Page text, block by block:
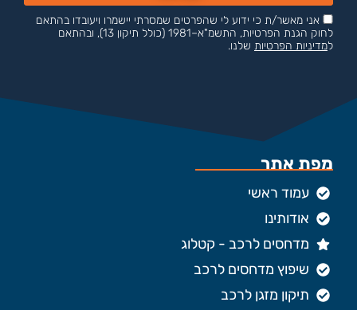
אני מאשר/ת כי ידוע לי שהפרטים שמסרתי יישמרו ויעובדו בהתאם
לחוק הגנת הפרטיות, התשמ"א–1981 (כולל תיקון 13), ובהתאם
למדיניות הפרטיות שלנו.
מפת אתר
עמוד ראשי
אודותינו
מדחסים לרכב - קטלוג
שיפוץ מדחסים לרכב
תיקון מזגן לרכב